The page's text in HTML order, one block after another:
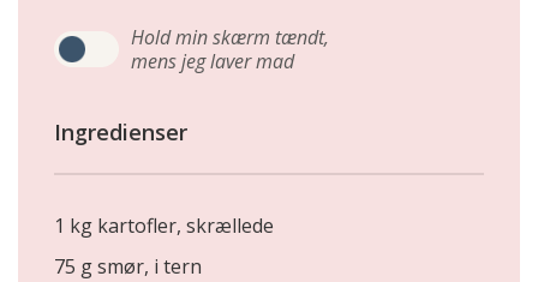
Hold min skærm tændt,
mens jeg laver mad
Ingredienser
1 kg kartofler, skrællede
75 g smør, i tern